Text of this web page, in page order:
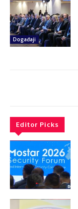
Događaji
Editor Picks